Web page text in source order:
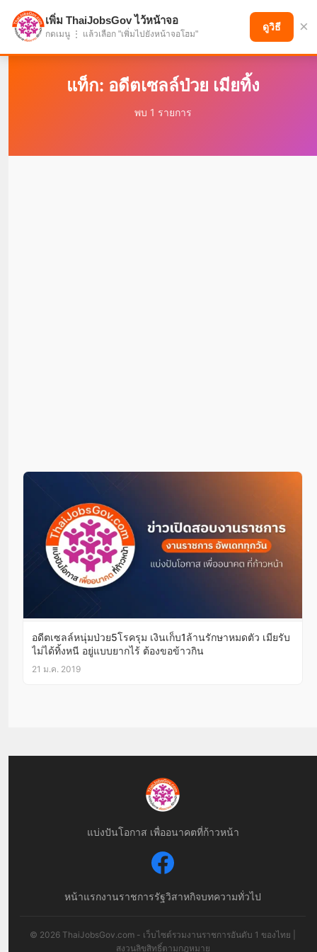
แบ่งปันโอกาส เพื่ออนาคตที่ก้าวหน้า
แท็ก: อดีตเซลล์ป่วย เมียทิ้ง
พบ 1 รายการ
อดีตเซลล์หนุ่มป่วย5โรครุม เงินเก็บ1ล้านรักษาหมดตัว เมียรับ
ไม่ได้ทิ้งหนี อยู่แบบยากไร้ ต้องขอข้าวกิน
21 ม.ค. 2019
แบ่งปันโอกาส เพื่ออนาคตที่ก้าวหน้า
หน้าแรกงานราชการรัฐวิสาหกิจบทความทั่วไป
© 2026 ThaiJobsGov.com - เว็บไซต์รวมงานราชการอันดับ 1 ของไทย |
สงวนลิขสิทธิ์ตามกฎหมาย
เพิ่ม ThaiJobsGov ไว้หน้าจอ
กดเมนู ⋮ แล้วเลือก "เพิ่มไปยังหน้าจอโฮม"
ดูวิธี ×